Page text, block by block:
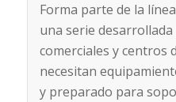
Forma parte de la
una serie
comerciales y centros
necesitan
y preparado para